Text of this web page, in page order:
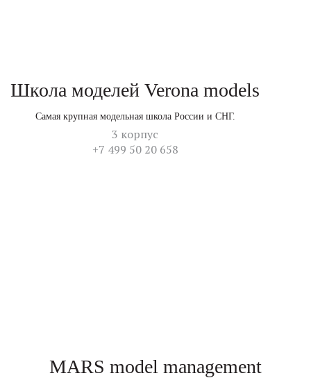
Школа моделей Verona models
Самая крупная модельная школа России и СНГ.
3 корпус
+7 499 50 20 658
MARS model management